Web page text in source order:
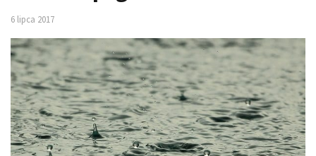
6 lipca 2017